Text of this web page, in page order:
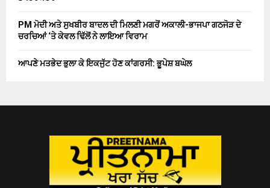
PM ਮੋਦੀ ਅਤੇ ਸੁਖਬੀਰ ਬਾਦਲ ਦੀ ਮਿਲਣੀ ਮਗਰੋਂ ਅਕਾਲੀ-ਭਾਜਪਾ ਗਠਜੋੜ ਦੇ
ਚਰਚਿਆਂ ‘ਤੇ ਕੇਵਲ ਢਿੱਲੋਂ ਨੇ ਲਾਇਆ ਵਿਰਾਮ
ਆਪਣੇ ਮਤਭੇਦ ਭੁਲਾ ਕੇ ਇਕਜੁੱਟ ਹੋਣ ਕਾਂਗਰਸੀ: ਭੂਪੇਸ਼ ਬਘੇਲ